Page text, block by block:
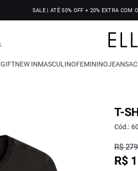
SALE | ATÉ 50% OFF + 20% EXTRA COM
GIFTNEW INMASCULINOFEMININOJEANS
T-
Cód.:
R$
R$